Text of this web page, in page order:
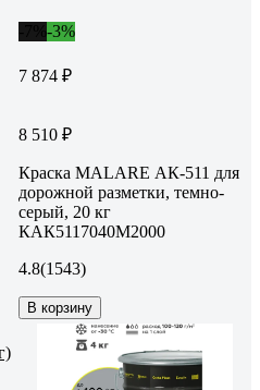
-3%
7 874 ₽
8 510 ₽
Краска MALARE АК-511 для
дорожной разметки, темно-
серый, 20 кг
КАК5117040М2000
4.8(1543)
В корзину